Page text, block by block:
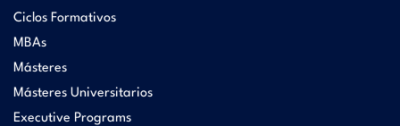
Ciclos Formativos
MBAs
Másteres
Másteres Universitarios
Executive Programs